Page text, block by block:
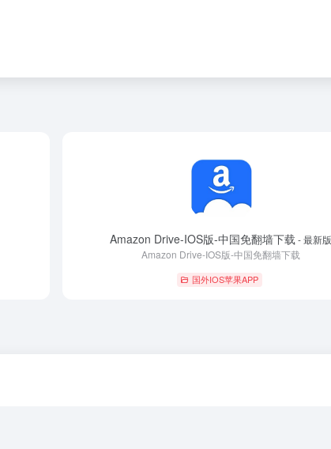
Amazon Drive-IOS版-中国免翻墙下载- 最新版
Amazon Drive-IOS版-中国免翻墙下载
国外IOS苹果APP